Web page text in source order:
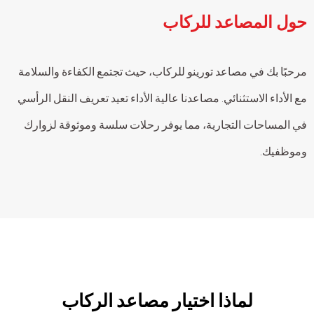
حول المصاعد للركاب
مرحبًا بك في مصاعد تورينو للركاب، حيث تجتمع الكفاءة والسلامة
مع الأداء الاستثنائي. مصاعدنا عالية الأداء تعيد تعريف النقل الرأسي
في المساحات التجارية، مما يوفر رحلات سلسة وموثوقة لزوارك
وموظفيك.
لماذا اختيار مصاعد الركاب